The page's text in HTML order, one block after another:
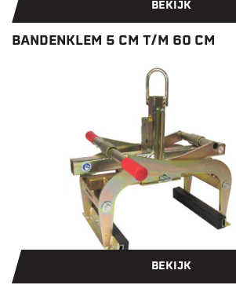
BEKIJK
BANDENKLEM 5 CM T/M 60 CM
BEKIJK